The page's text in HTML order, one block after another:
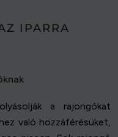
IPARRA
a rajongókat
való hozzáférésüket,